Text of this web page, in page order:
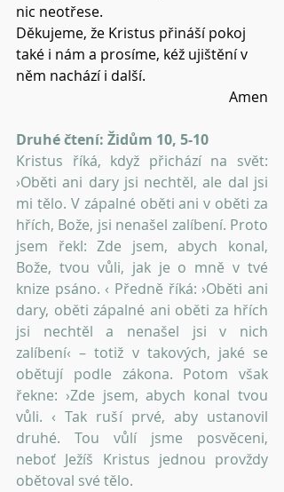
nic neotřese.
Děkujeme, že Kristus přináší pokoj
také i nám a prosíme, kéž ujištění v
něm nachází i další.
Amen
Druhé čtení: Židům 10, 5-10
Kristus říká, když přichází na svět:
›Oběti ani dary jsi nechtěl, ale dal jsi
mi tělo. V zápalné oběti ani v oběti za
hřích, Bože, jsi nenašel zalíbení. Proto
jsem řekl: Zde jsem, abych konal,
Bože, tvou vůli, jak je o mně v tvé
knize psáno. ‹ Předně říká: ›Oběti ani
dary, oběti zápalné ani oběti za hřích
jsi nechtěl a nenašel jsi v nich
zalíbení‹ – totiž v takových, jaké se
obětují podle zákona. Potom však
řekne: ›Zde jsem, abych konal tvou
vůli. ‹ Tak ruší prvé, aby ustanovil
druhé. Tou vůlí jsme posvěceni,
neboť Ježíš Kristus jednou provždy
obětoval své tělo.